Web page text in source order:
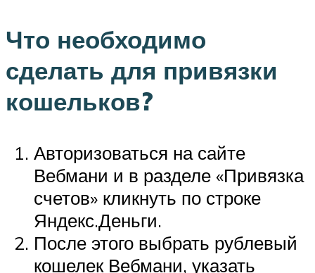
Что необходимо
сделать для привязки
кошельков?
Авторизоваться на сайте
Вебмани и в разделе «Привязка
счетов» кликнуть по строке
Яндекс.Деньги.
После этого выбрать рублевый
кошелек Вебмани, указать